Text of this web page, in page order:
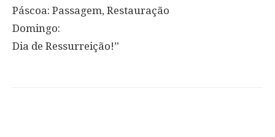
Páscoa: Passagem, Restauração
Domingo:
Dia de Ressurreição!”